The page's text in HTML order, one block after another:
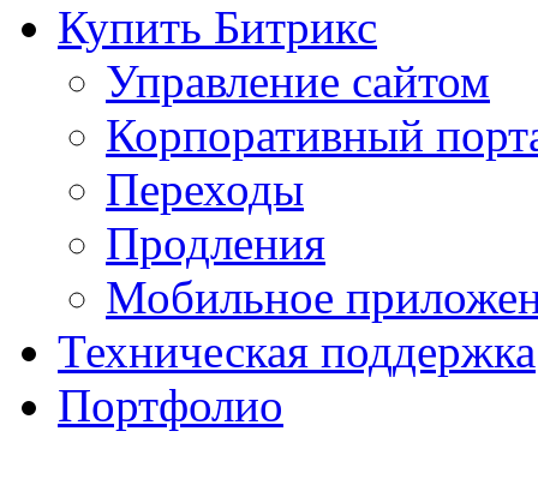
Купить Битрикс
Управление сайтом
Корпоративный
Переходы
Продления
Мобильное
Техническая поддержка
Портфолио